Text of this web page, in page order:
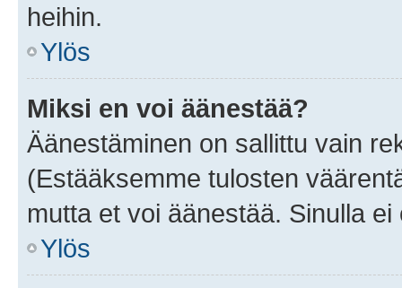
heihin.
Ylös
Miksi en voi äänestää?
Äänestäminen on sallittu vain
(Estääksemme tulosten
mutta et voi äänestää. Sinulla
Ylös